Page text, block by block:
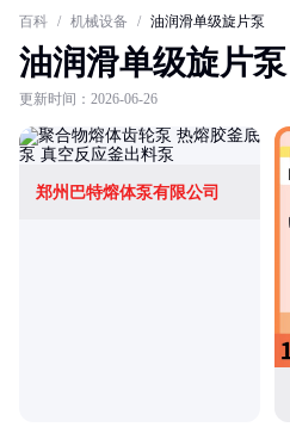
百科 / 机械设备 / 油润滑单级旋片泵
油润滑单级旋片泵
更新时间：2026-06-26
郑州巴特熔体泵有限公司